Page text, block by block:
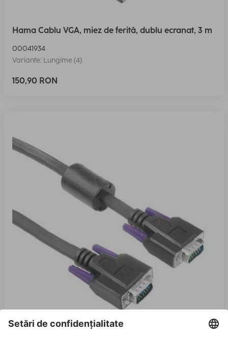
Hama Cablu VGA, miez de ferită, dublu ecranat, 3 m
00041934
Variante: Lungime (4)
150,90 RON